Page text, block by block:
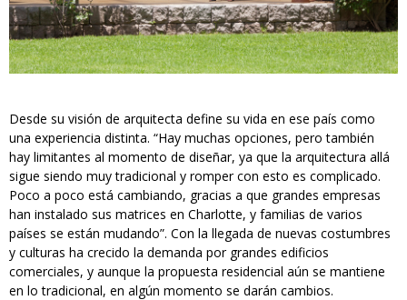
Desde su visión de arquitecta define su vida en ese país como
una experiencia distinta. “Hay muchas opciones, pero también
hay limitantes al momento de diseñar, ya que la arquitectura allá
sigue siendo muy tradicional y romper con esto es complicado.
Poco a poco está cambiando, gracias a que grandes empresas
han instalado sus matrices en Charlotte, y familias de varios
países se están mudando”. Con la llegada de nuevas costumbres
y culturas ha crecido la demanda por grandes edificios
comerciales, y aunque la propuesta residencial aún se mantiene
en lo tradicional, en algún momento se darán cambios.